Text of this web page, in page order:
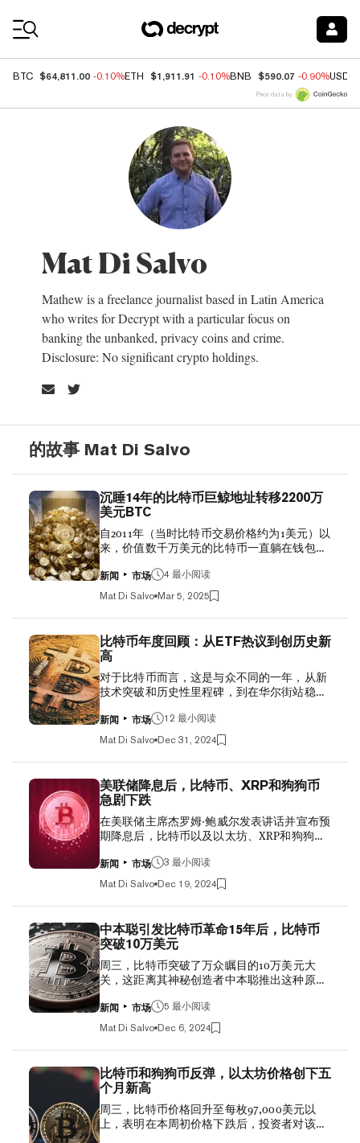
BTC $64,811.00 -0.10%ETH $1,911.91 -0.10%BNB $590.07 -0.90%USDC
Price data by
Mat Di Salvo
Mathew is a freelance journalist based in Latin America
who writes for Decrypt with a particular focus on
banking the unbanked, privacy coins and crime.
Disclosure: No significant crypto holdings.
的故事 Mat Di Salvo
沉睡14年的比特币巨鲸地址转移2200万
美元BTC
自2011年（当时比特币交易价格约为1美元）以
来，价值数千万美元的比特币一直躺在钱包里
一，六个古老的比特币（BTC）地址在沉寂多
年后，将其持有的总计250个BTC（按今日价格
计算，价值近2200万美元）转移到了新位置。
区块链数据显示，这些钱包非常古老，使用的
是协议上线时首次使用的旧版地址。如今，这
种地址已很少用于比特币的收发。 Satoshi-Era
Bitcoin Miner Moves $5 Million BTC Earned
When the Price Was Just 10 Cents 大型“长期持
有者”（HODLers）的动向可能会让投资者感
种大规模转账会伴随着抛售行为。过去几周，
由于投资者从风险资产中撤资，主要是受特朗
普总统的贸易战和美国持续通胀的影响，比特
币价格大幅下跌。 目前尚不清楚这位投资者将
所有比特币转移到了哪里，但其中一个地址与
英国金融科技公司Revolut有关联。有可能是
持有者准备在宏观经济不确定性令加密货币市
场感到恐慌时套现。 最早的钱包于2011年2月
收到50个BTC，当...
新闻 市场
4 最小阅读
Mat Di Salvo Mar 5, 2025
比特币年度回顾：从ETF热议到创历史新
高
对于比特币而言，这是与众不同的一年，从新
技术突破和历史性里程碑，到在华尔街站稳脚
我们来回顾一下这一年全球最大加密货币的经
历。 比特币ETF，十年等待终成真 十年来，美
国证券交易委员会（SEC）一直对顶级资产管
理公司提出为美国客户提供比特币交易所交易
基金（ETF）——这一曾经遥不可及的比特币
ETF——的申请说“不”。但2023年6月，全球最
大资产管理公司贝莱德向SEC申请推出自己的
比特币ETF，情况发生了变化。 ETF是一种投
资工具，允许买家在不直接购买和存储资产的
已存在，为投资者提供了投资黄金的便利，而
无需为寻找安全存放实物金条或金币的地方而
烦恼。 但SEC一直对比特币ETF持谨慎态度，
多次以加密货币市场容易被操纵为由拒绝申
请。 行业分析师认为，贝莱德的加入和其分量
将最终推动监管机构开绿灯。事实证明确实如
此。1月10日，SEC批准了比特币ETF，次日即
有10只开始交易。美国市场终于有了一种方
式，让普通散户投资者可以轻松投资比特币，
这一举措意义重大，其影响甚至超出了...
新闻 市场
12 最小阅读
Mat Di Salvo Dec 31, 2024
美联储降息后，比特币、XRP和狗狗币
急剧下跌
在美联储主席杰罗姆·鲍威尔发表讲话并宣布预
期降息后，比特币以及以太坊、XRP和狗狗币
会大幅降息，这一消息显然促使投资者远离加
密货币和美国股票等“风险偏好”资产。 在美联
储新闻发布会后，市值最大的数字资产比特币
暴跌，目前交易价格为101,430美元。在过去
24小时内，该资产下跌了近5%，在周二早些时
候创下108,000美元以上的历史新高后急剧下
跌。 XRP在周二上涨后出现回落，当日下跌
10%，而狗狗币则下跌9%，跌至0.363美元的
价格，这是这一顶级模因币一个月来的最低
表示，“因此，在考虑进一步调整我们的政策
利率时，我们可以更加谨慎。”交易者对此消
息持谨慎态度，股市同样出现下跌。 押注加密
货币未来价格上涨的交易者们的多头仓位被清
算。据CoinGlass数据，在过去24小时内，超过
6.9亿美元的期货押注被关闭，其中大部分是多
头仓位，仅在过去一小时内就有超过3亿美元
的清算总额。 比特币和其他加密货币在很大程
度上受益于低利率环境，因为它们与股票一
新闻 市场
3 最小阅读
Mat Di Salvo Dec 19, 2024
中本聪引发比特币革命15年后，比特币
突破10万美元
周三，比特币突破了万众瞩目的10万美元大
关，这距离其神秘创造者中本聪推出这种原始
数据，比特币在美国东部时间晚上9点45分后
不久达到了期待已久的10.1万美元以上的目
标。今年年初，比特币的交易价格还略高于
4.4万美元。此后，其价格飙升了超过120%，
在整个11月期间多次打破高价纪录，但直到现
在才突破10万美元大关。 自其创造者（或创造
者们）于2009年1月挖出创世区块以来，这种
市值最大的加密货币已经走过了漫长的道路。
比特币源于密码朋克哲学，被设计为一种去中
新闻 市场
5 最小阅读
Mat Di Salvo Dec 6, 2024
比特币和狗狗币反弹，以太坊价格创下五
个月新高
周三，比特币价格回升至每枚97,000美元以
上，表明在本周初价格下跌后，投资者对该货